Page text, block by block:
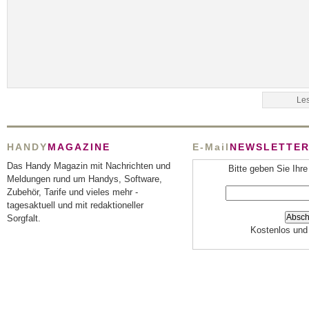
HANDYMAGAZINE
Das Handy Magazin mit Nachrichten und
Meldungen rund um Handys, Software,
Zubehör, Tarife und vieles mehr -
tagesaktuell und mit redaktioneller
Sorgfalt.
E-Mail NEWSLETTER
Bitte geben Sie
Kostenlos